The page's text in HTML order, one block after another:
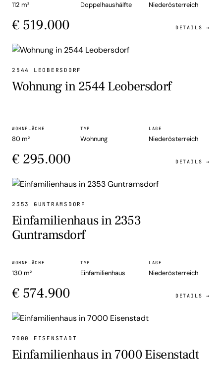
112 m² Doppelhaushälfte Niederösterreich
€ 519.000 DETAILS →
2544 LEOBERSDORF
Wohnung in 2544 Leobersdorf
WOHNFLÄCHE
80 m²
TYP
Wohnung
LAGE
Niederösterreich
€ 295.000 DETAILS →
2353 GUNTRAMSDORF
Einfamilienhaus in 2353
Guntramsdorf
WOHNFLÄCHE
130 m²
TYP
Einfamilienhaus
LAGE
Niederösterreich
€ 574.900 DETAILS →
7000 EISENSTADT
Einfamilienhaus in 7000 Eisenstadt